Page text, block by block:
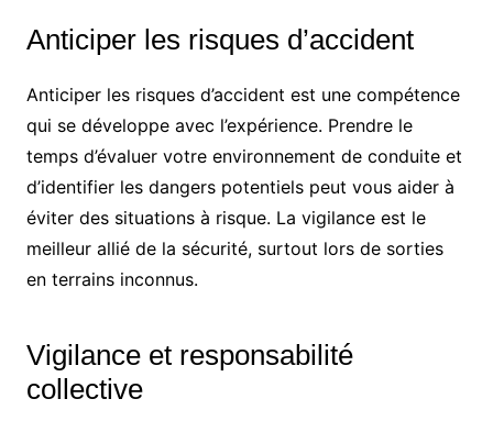
Anticiper les risques d’accident
Anticiper les risques d’accident est une compétence
qui se développe avec l’expérience. Prendre le
temps d’évaluer votre environnement de conduite et
d’identifier les dangers potentiels peut vous aider à
éviter des situations à risque. La vigilance est le
meilleur allié de la sécurité, surtout lors de sorties
en terrains inconnus.
Vigilance et responsabilité
collective